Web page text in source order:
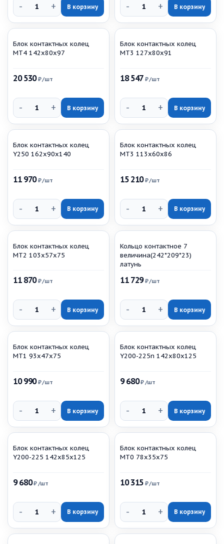
- + В корзину - + В корзину
Блок контактных колец
МТ4 142х80х97
20 530₽/шт
- + В корзину
Блок контактных колец
МТ3 127х80х91
18 547 ₽/шт
- + В корзину
Блок контактных колец
Y250 162х90х140
11 970₽/шт
- + В корзину
Блок контактных колец
МТ3 113х60х86
15 210₽/шт
- + В корзину
Блок контактных колец
МТ2 103х57х75
11 870₽/шт
- + В корзину
Кольцо контактное 7
величина(242*209*23)
латунь
11 729₽/шт
- + В корзину
Блок контактных колец
МТ1 93х47х75
10 990₽/шт
- + В корзину
Блок контактных колец
Y200-225n 142х80х125
9 680₽/шт
- + В корзину
Блок контактных колец
Y200-225 142х85х125
9 680₽ /шт
- + В корзину
Блок контактных колец
МТ0 78х35х75
10 315 ₽/шт
- + В корзину